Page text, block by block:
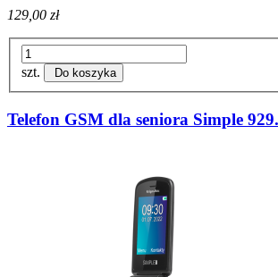
129,00 zł
szt. Do koszyka
Telefon GSM dla seniora Simple